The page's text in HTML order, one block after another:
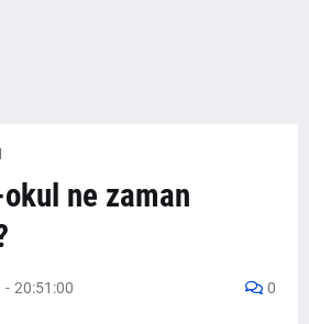
ne zaman
- 20:51:00 0